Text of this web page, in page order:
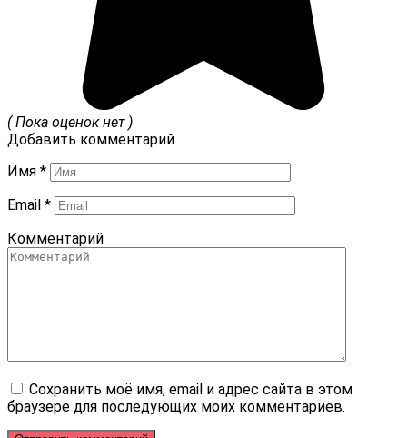
( Пока оценок нет )
Добавить комментарий
Имя *
Email *
Комментарий
Сохранить моё имя, email и адрес сайта в этом
браузере для последующих моих комментариев.